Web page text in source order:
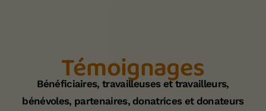
Témoignages
Bénéficiaires, travailleuses et travailleurs,
bénévoles, partenaires, donatrices et donateurs